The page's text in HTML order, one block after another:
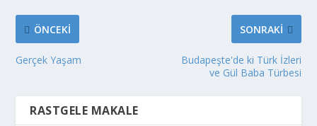
ÖNCEKI
Gerçek Yaşam
SONRAKI
Budapeşte'de ki Türk İzleri
ve Gül Baba Türbesi
RASTGELE MAKALE